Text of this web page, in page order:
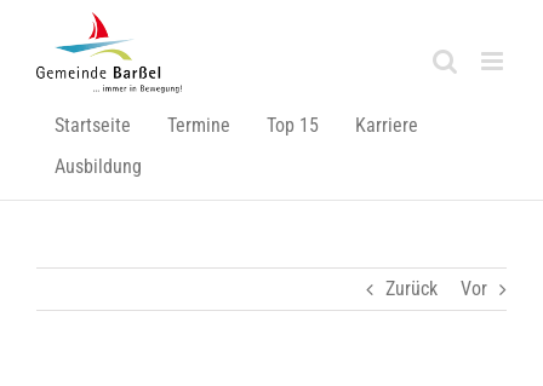
springen
Startseite Termine Top 15
Karriere
Ausbildung
Zurück Vor